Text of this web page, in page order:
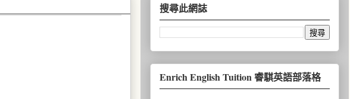
搜尋此網誌
Enrich English Tuition 睿騏英語部落格